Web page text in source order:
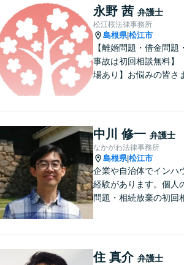
永野 茜 弁護士
松江桜法律事務所
島根県|松江市
【離婚問題・借金問題
事故は初回相談無料】
場あり】お悩みの皆さ
いりたいと思います。
説明で適切かつ迅速な
目指します。
中川 修一 弁護士
なかがわ法律事務所
島根県|松江市
企業や自治体でインハ
経験があります。個人
問題・相続放棄の初回
住 真介 弁護士